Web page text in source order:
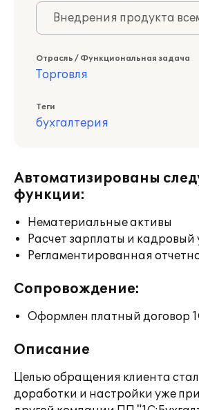
Внедрения продукта
Отрасль / Функциональная задача
Торговля
Теги
бухгалтерия
Автоматизированы
функции:
Нематериальные активы
Расчет зарплаты и кадровый
Регламентированная
Сопровождение:
Оформлен платный договор
Описание
Целью обращения клиента
доработки и настройки уже